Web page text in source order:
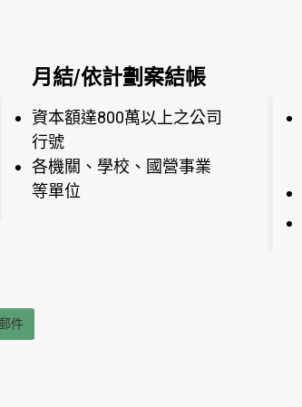
月結/依計劃案結帳
資本額達800萬以上之公司
行號
各機關、學校、國營事業
等單位
件